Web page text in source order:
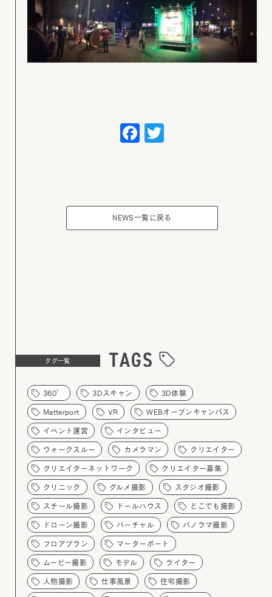
Facebook
NEWS一覧に戻る
タグ一覧
360° 3Dスキャン 3D体験
Matterport VR WEBオープンキャンパス
イベント運営 インタビュー
ウォークスルー カメラマン クリエイター
クリエイターネットワーク クリエイター募集
クリニック グルメ撮影 スタジオ撮影
スチール撮影 ドールハウス どこでも撮影
ドローン撮影 バーチャル パノラマ撮影
フロアプラン マーターポート
ムービー撮影 モデル ライター
人物撮影 仕事風景 住宅撮影